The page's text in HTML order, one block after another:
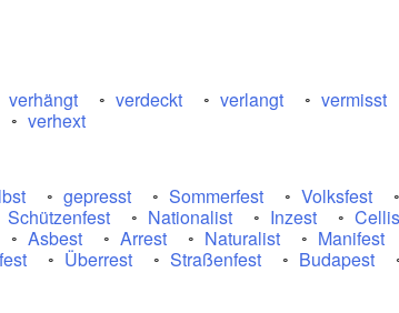
verhängt verdeckt verlangt vermisst
verhext
gepresst Sommerfest Volksfest
Schützenfest Nationalist Inzest
Asbest Arrest Naturalist Manifest
fest Überrest Straßenfest Budapest